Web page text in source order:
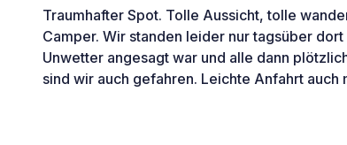
Traumhafter Spot. Tolle Aussicht, tolle
Camper. Wir standen leider nur tagsüber
Unwetter angesagt war und alle dann
sind wir auch gefahren. Leichte Anfahrt auch